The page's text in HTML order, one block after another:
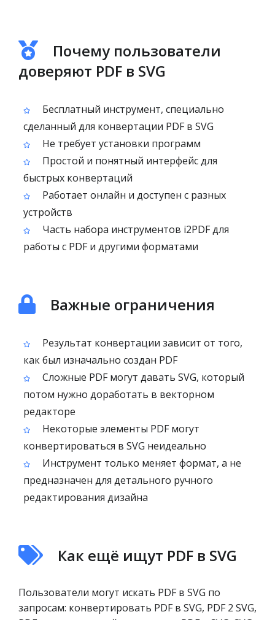
Почему пользователи
доверяют PDF в SVG
Бесплатный инструмент, специально
сделанный для конвертации PDF в SVG
Не требует установки программ
Простой и понятный интерфейс для
быстрых конвертаций
Работает онлайн и доступен с разных
устройств
Часть набора инструментов i2PDF для
работы с PDF и другими форматами
Важные ограничения
Результат конвертации зависит от того,
как был изначально создан PDF
Сложные PDF могут давать SVG, который
потом нужно доработать в векторном
редакторе
Некоторые элементы PDF могут
конвертироваться в SVG неидеально
Инструмент только меняет формат, а не
предназначен для детального ручного
редактирования дизайна
Как ещё ищут PDF в SVG
Пользователи могут искать PDF в SVG по
запросам: конвертировать PDF в SVG, PDF 2 SVG,